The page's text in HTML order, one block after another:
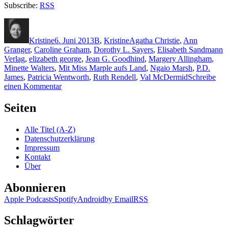
Subscribe: RSS
Kristine6. Juni 2013B, KristineAgatha Christie, Ann
Granger, Caroline Graham, Dorothy L. Sayers, Elisabeth Sandmann
Verlag, elizabeth george, Jean G. Goodhind, Margery Allingham,
Minette Walters, Mit Miss Marple aufs Land, Ngaio Marsh, P.D.
James, Patricia Wentworth, Ruth Rendell, Val McDermidSchreibe
einen Kommentarzu
–
Mit
Seiten
Alle Titel (A-Z)
Datenschutzerklärung
Impressum
Kontakt
Über
Abonnieren
Apple PodcastsSpotifyAndroidby EmailRSS
Schlagwörter